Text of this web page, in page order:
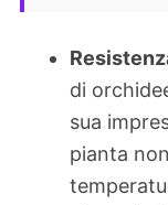
di
sua
pianta